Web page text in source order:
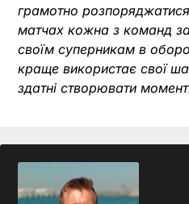
грамотно
матчах кожна з команд
своїм суперникам в
краще використає свої
здатні створювати